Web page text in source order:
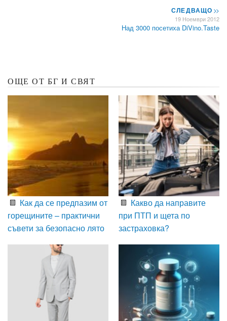
СЛЕДВАЩО>>
19 Ноември 2012
Над 3000 посетиха DiVino.Taste
ОЩЕ ОТ БГ И СВЯТ
Как да се предпазим от
горещините – практични
съвети за безопасно лято
Какво да направите
при ПТП и щета по
застраховка?